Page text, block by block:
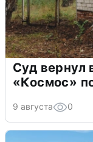
Суд вернул
«Космос»
9 августа 0